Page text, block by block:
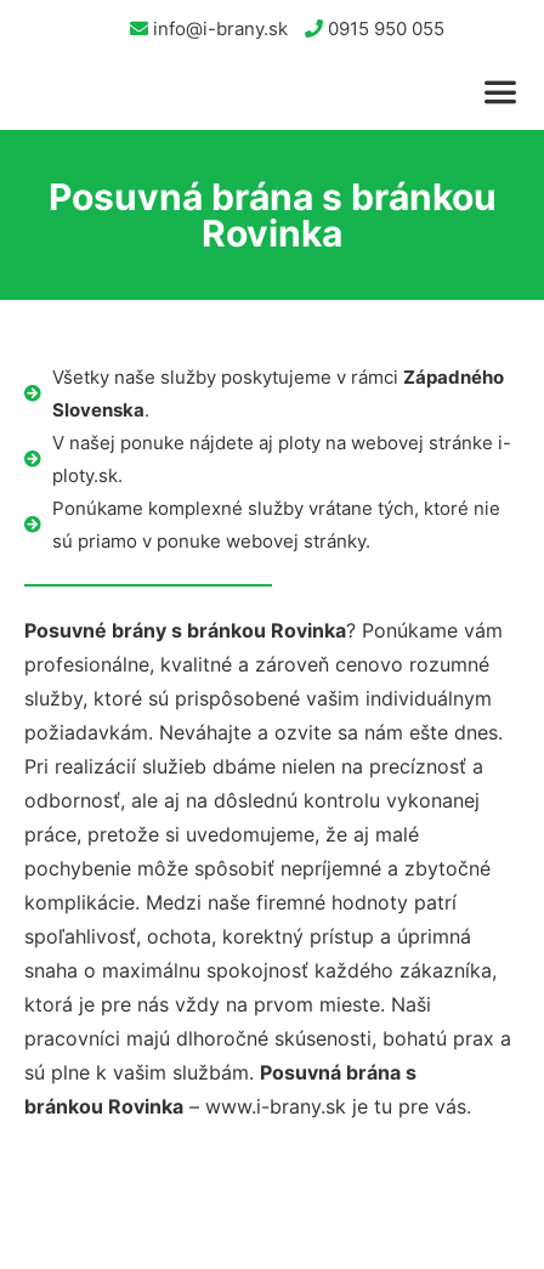
info@i-brany.sk 0915 950 055
Posuvná brána s bránkou
Rovinka
Všetky naše služby poskytujeme v rámci Západného
Slovenska.
V našej ponuke nájdete aj ploty na webovej stránke i-
ploty.sk.
Ponúkame komplexné služby vrátane tých, ktoré nie
sú priamo v ponuke webovej stránky.
Posuvné brány s bránkou Rovinka? Ponúkame vám
profesionálne, kvalitné a zároveň cenovo rozumné
služby, ktoré sú prispôsobené vašim individuálnym
požiadavkám. Neváhajte a ozvite sa nám ešte dnes.
Pri realizácií služieb dbáme nielen na precíznosť a
odbornosť, ale aj na dôslednú kontrolu vykonanej
práce, pretože si uvedomujeme, že aj malé
pochybenie môže spôsobiť nepríjemné a zbytočné
komplikácie. Medzi naše firemné hodnoty patrí
spoľahlivosť, ochota, korektný prístup a úprimná
snaha o maximálnu spokojnosť každého zákazníka,
ktorá je pre nás vždy na prvom mieste. Naši
pracovníci majú dlhoročné skúsenosti, bohatú prax a
sú plne k vašim službám. Posuvná brána s
bránkou Rovinka – www.i-brany.sk je tu pre vás.